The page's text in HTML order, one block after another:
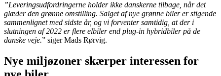
”Leveringsudfordringerne holder ikke danskerne tilbage, når det
glæder den grønne omstilling. Salget af nye grønne biler er stigende
sammenlignet med sidste år, og vi forventer samtidig, at der i
slutningen af 2022 er flere elbiler end plug-in hybridbiler på de
danske veje.” siger Mads Rørvig.
Nye miljøzoner skærper interessen for